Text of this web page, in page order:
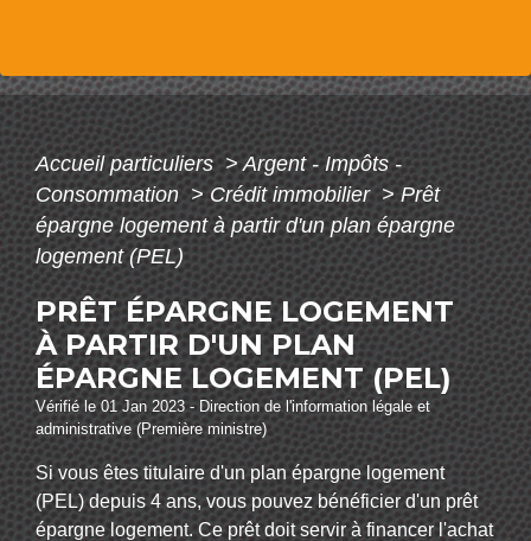
Accueil particuliers> Argent - Impôts -
Consommation > Crédit immobilier > Prêt
épargne logement à partir d'un plan épargne
logement (PEL)
PRÊT ÉPARGNE LOGEMENT
À PARTIR D'UN PLAN
ÉPARGNE LOGEMENT (PEL)
Vérifié le 01 Jan 2023 - Direction de l'information légale et
administrative (Première ministre)
Si vous êtes titulaire d'un plan épargne logement
(PEL) depuis 4 ans, vous pouvez bénéficier d'un prêt
épargne logement. Ce prêt doit servir à financer l'achat